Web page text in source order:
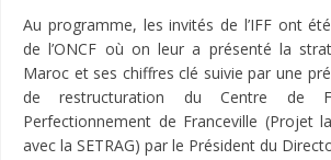
Au programme, les invités de l’IFF ont
de l’ONCF où on leur a présenté la
Maroc et ses chiffres clé suivie par une
de restructuration du Centre de
Perfectionnement de Franceville (Projet
avec la SETRAG) par le Président du